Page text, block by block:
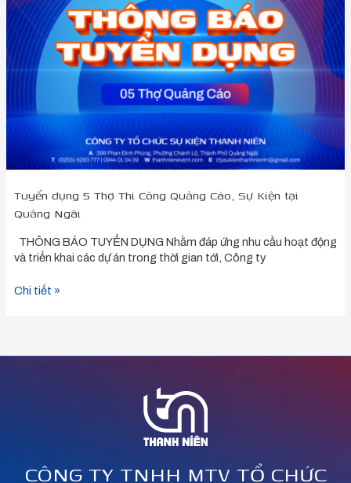
Tuyển dụng 5 Thợ Thi Công Quảng Cáo, Sự Kiện tại
Quảng Ngãi
THÔNG BÁO TUYỂN DỤNG Nhằm đáp ứng nhu cầu hoạt động
và triển khai các dự án trong thời gian tới, Công ty
Thi
Công
Quảng
Cáo,
Sự
tại
Ngãi
Chi tiết »
CÔNG TY TNHH MTV TỔ CHỨC